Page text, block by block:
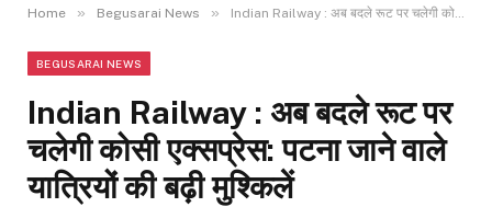
Home » Begusarai News » Indian Railway : अब बदले रूट पर चलेगी कोसी एक्सप्रेस: पटना जाने वाले यात्रियों की बढ़ी मुश्किलें
BEGUSARAI NEWS
Indian Railway : अब बदले रूट पर
चलेगी कोसी एक्सप्रेस: पटना जाने वाले
यात्रियों की बढ़ी मुश्किलें